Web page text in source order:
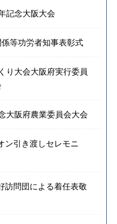
記念大阪大会
等功労者知事表彰式
り大会大阪府実行委員
大阪府農業委員会大会
ン引き渡しセレモニ
訪問団による着任表敬